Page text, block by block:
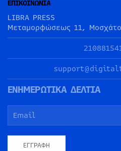
ΕΠΙΚΟΙΝΩΝΙΑ
LIBRA PRESS
Μεταμορφώσεως 11,
ΕΝΗΜΕΡΩΤΙΚΑ ΔΕΛΤΙΑ
ΕΓΓΡΑΦΉ